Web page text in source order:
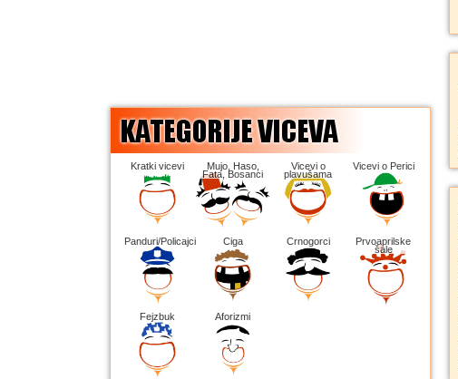
Kratki vicevi Mujo, Haso,
Fata, Bosanci
Vicevi o
plavušama
Vicevi o Perici
Panduri/Policajci Ciga Crnogorci Prvoaprilske
šale
Fejzbuk Aforizmi